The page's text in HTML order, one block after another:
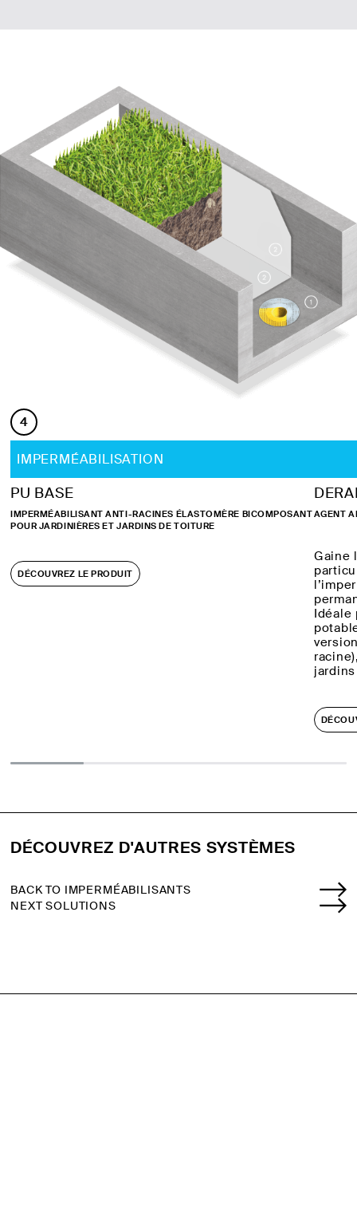
4
IMPERMÉABILISATION
PU BASE
IMPERMÉABILISANT ANTI-RACINES ÉLASTOMÈRE BICOMPOSANT
POUR JARDINIÈRES ET JARDINS DE TOITURE
DÉCOUVREZ LE PRODUIT
AGENT
Gaine
Idéale
DÉCOUVREZ D'AUTRES SYSTÈMES
BACK TO IMPERMÉABILISANTS
NEXT SOLUTIONS